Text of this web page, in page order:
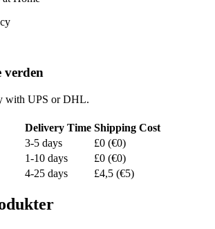
verden
with UPS or DHL.
Delivery Time Shipping Cost
3-5 days
£0 (€0)
1-10 days
£0 (€0)
4-25 days £4,5 (€5)